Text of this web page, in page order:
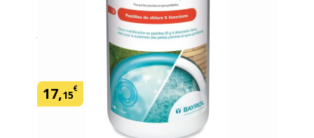
(1)
SKU:429239 Marque: Bayrol
17,15€